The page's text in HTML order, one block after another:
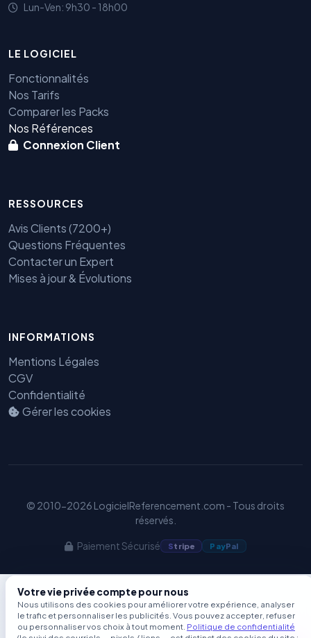
Lun-Ven: 9h30 - 18h00
LE LOGICIEL
Fonctionnalités
Nos Tarifs
Comparer les Packs
Nos Références
Connexion Client
RESSOURCES
Avis Clients (7200+)
Questions Fréquentes
Contacter un Expert
Mises à jour & Évolutions
INFORMATIONS
Mentions Légales
CGV
Confidentialité
Gérer les cookies
© 2010-2026 LogicielReferencement.com - Tous droits
réservés.
Paiement Sécurisé Stripe PayPal
Votre vie privée compte pour nous
Nous utilisons des cookies pour améliorer votre expérience, analyser
le trafic et personnaliser les publicités. Vous pouvez accepter, refuser
ou personnaliser vos choix à tout moment. Politique de confidentialité